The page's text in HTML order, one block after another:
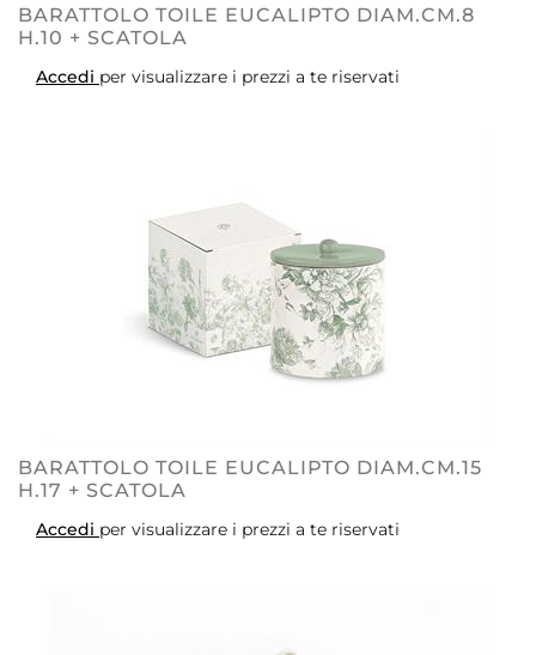
BARATTOLO TOILE EUCALIPTO DIAM.CM.8
H.10 + SCATOLA
Accedi per visualizzare i prezzi a te riservati
BARATTOLO TOILE EUCALIPTO DIAM.CM.15
H.17 + SCATOLA
Accedi per visualizzare i prezzi a te riservati